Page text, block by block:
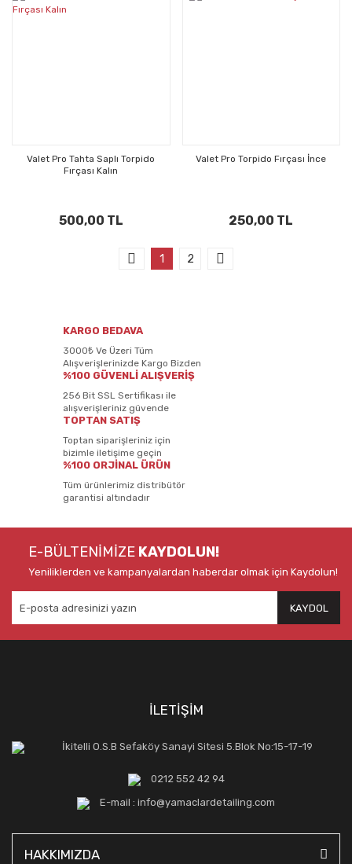
Valet Pro Tahta Saplı Torpido
Fırçası Kalın
500,00 TL
Valet Pro Torpido Fırçası İnce
250,00 TL
1 2
KARGO BEDAVA
3000₺ Ve Üzeri Tüm
Alışverişlerinizde Kargo Bizden
%100 GÜVENLİ ALIŞVERİŞ
256 Bit SSL Sertifikası ile
alışverişleriniz güvende
TOPTAN SATIŞ
Toptan siparişleriniz için
bizimle iletişime geçin
%100 ORJİNAL ÜRÜN
Tüm ürünlerimiz distribütör
garantisi altındadır
E-BÜLTENİMİZE KAYDOLUN!
Yeniliklerden ve kampanyalardan haberdar olmak için Kaydolun!
KAYDOL
İLETİŞİM
İkitelli O.S.B Sefaköy Sanayi Sitesi 5.Blok No:15-17-19
0212 552 42 94
E-mail : info@yamaclardetailing.com
HAKKIMIZDA